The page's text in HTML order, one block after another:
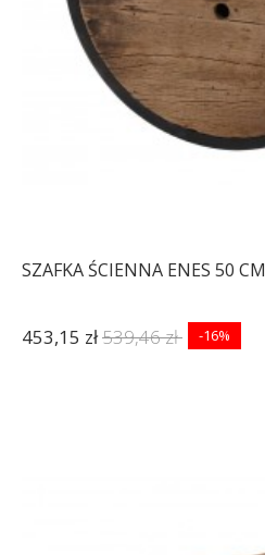
SZAFKA ŚCIENNA ENES 50 CM
453,15 zł539,46 zł -16%